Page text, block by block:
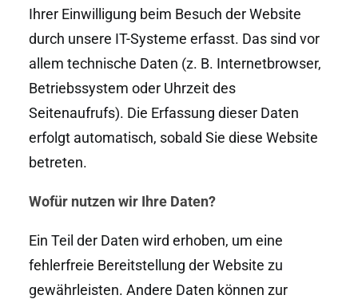
Ihrer Einwilligung beim Besuch der Website
durch unsere IT-Systeme erfasst. Das sind vor
allem technische Daten (z. B. Internetbrowser,
Betriebssystem oder Uhrzeit des
Seitenaufrufs). Die Erfassung dieser Daten
erfolgt automatisch, sobald Sie diese Website
betreten.
Wofür nutzen wir Ihre Daten?
Ein Teil der Daten wird erhoben, um eine
fehlerfreie Bereitstellung der Website zu
gewährleisten. Andere Daten können zur